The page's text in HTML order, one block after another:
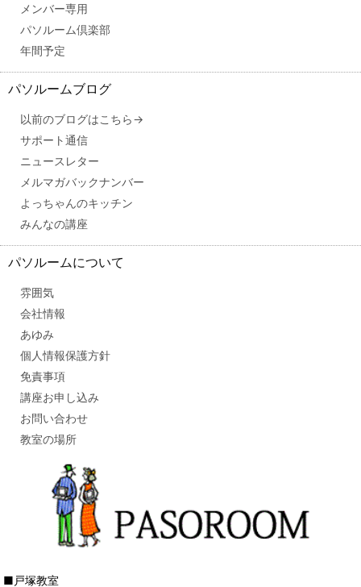
メンバー専用
パソルーム倶楽部
年間予定
パソルームブログ
以前のブログはこちら→
サポート通信
ニュースレター
メルマガバックナンバー
よっちゃんのキッチン
みんなの講座
パソルームについて
雰囲気
会社情報
あゆみ
個人情報保護方針
免責事項
講座お申し込み
お問い合わせ
教室の場所
■戸塚教室